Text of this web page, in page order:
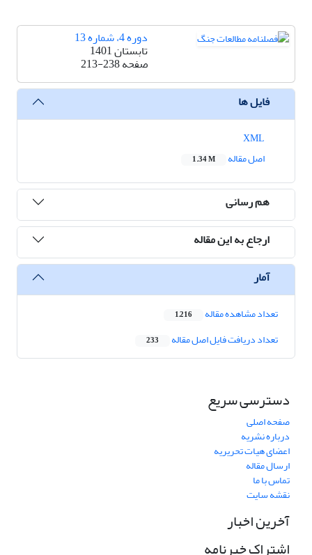
دوره 4، شماره 13
تابستان 1401
صفحه213-238
فایل ها
اصل مقاله
1.34 M
هم رسانی
ارجاع به این مقاله
آمار
تعداد مشاهده مقاله 1,216
تعداد دریافت فایل اصل مقاله 233
دسترسی سریع
صفحه اصلی
درباره نشریه
اعضای هیات تحریریه
ارسال مقاله
تماس با ما
نقشه سایت
آخرین اخبار
اشتراک خبرنامه